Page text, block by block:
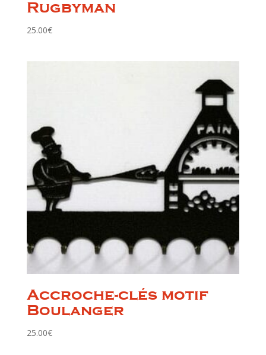
Rugbyman
25.00€
Accroche-clés motif
Boulanger
25.00€